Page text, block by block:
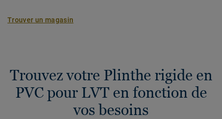
Trouver un magasin
Trouvez votre Plinthe rigide en
PVC pour LVT en fonction de
vos besoins